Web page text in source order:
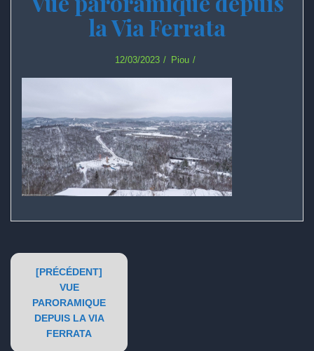
la Via Ferrata
12/03/2023 Piou
Post
navigation
[PRÉCÉDENT]
VUE
PARORAMIQUE
DEPUIS LA VIA
FERRATA